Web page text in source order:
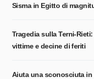
Sisma in Egitto di
Tragedia sulla Terni-
vittime e decine di feriti
Aiuta una sconosciuta